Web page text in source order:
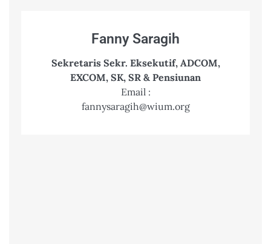
Fanny Saragih
Sekretaris Sekr. Eksekutif, ADCOM,
EXCOM, SK, SR & Pensiunan
Email :
fannysaragih@wium.org